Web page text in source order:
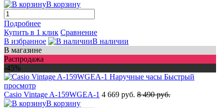
В корзину
Подробнее
Купить в 1 клик Сравнение
В избранное
В наличии
В магазине
Распродажа
-45%
Быстрый
просмотр
Casio Vintage A-159WGEA-1 4 669 руб. 8 490 руб.
В корзину